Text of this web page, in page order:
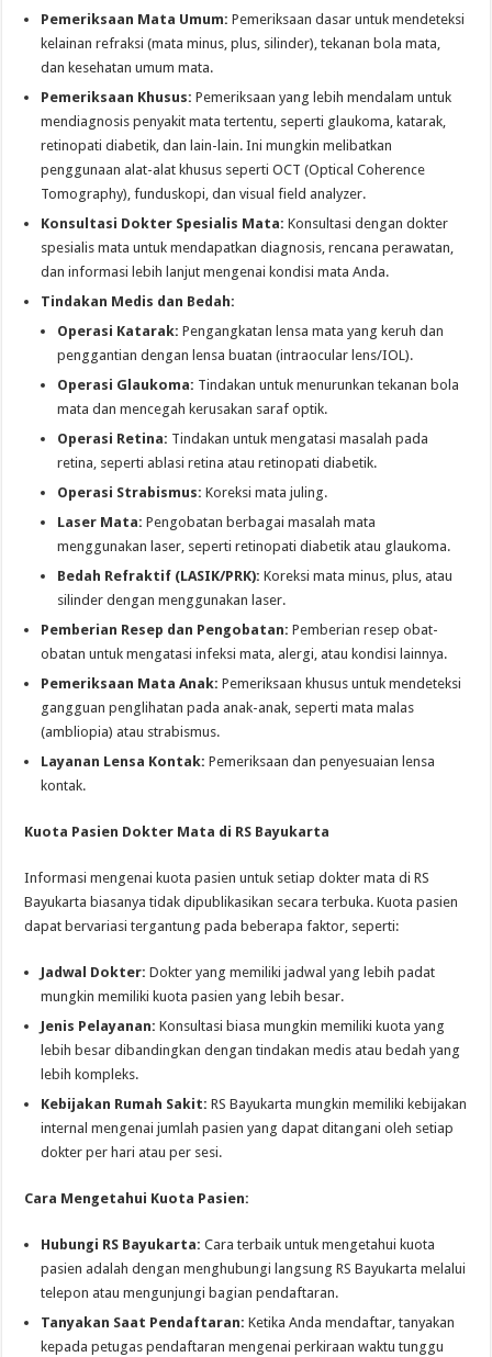
Pemeriksaan Mata Umum: Pemeriksaan dasar untuk mendeteksi
kelainan refraksi (mata minus, plus, silinder), tekanan bola mata,
dan kesehatan umum mata.
Pemeriksaan Khusus: Pemeriksaan yang lebih mendalam untuk
mendiagnosis penyakit mata tertentu, seperti glaukoma, katarak,
retinopati diabetik, dan lain-lain. Ini mungkin melibatkan
penggunaan alat-alat khusus seperti OCT (Optical Coherence
Tomography), funduskopi, dan visual field analyzer.
Konsultasi Dokter Spesialis Mata: Konsultasi dengan dokter
spesialis mata untuk mendapatkan diagnosis, rencana perawatan,
dan informasi lebih lanjut mengenai kondisi mata Anda.
Tindakan Medis dan Bedah:
Operasi Katarak: Pengangkatan lensa mata yang keruh dan
penggantian dengan lensa buatan (intraocular lens/IOL).
Operasi Glaukoma: Tindakan untuk menurunkan tekanan bola
mata dan mencegah kerusakan saraf optik.
Operasi Retina: Tindakan untuk mengatasi masalah pada
retina, seperti ablasi retina atau retinopati diabetik.
Operasi Strabismus: Koreksi mata juling.
Laser Mata: Pengobatan berbagai masalah mata
menggunakan laser, seperti retinopati diabetik atau glaukoma.
Bedah Refraktif (LASIK/PRK): Koreksi mata minus, plus, atau
silinder dengan menggunakan laser.
Pemberian Resep dan Pengobatan: Pemberian resep obat-
obatan untuk mengatasi infeksi mata, alergi, atau kondisi lainnya.
Pemeriksaan Mata Anak: Pemeriksaan khusus untuk mendeteksi
gangguan penglihatan pada anak-anak, seperti mata malas
(ambliopia) atau strabismus.
Layanan Lensa Kontak: Pemeriksaan dan penyesuaian lensa
kontak.
Kuota Pasien Dokter Mata di RS Bayukarta
Informasi mengenai kuota pasien untuk setiap dokter mata di RS
Bayukarta biasanya tidak dipublikasikan secara terbuka. Kuota pasien
dapat bervariasi tergantung pada beberapa faktor, seperti:
Jadwal Dokter: Dokter yang memiliki jadwal yang lebih padat
mungkin memiliki kuota pasien yang lebih besar.
Jenis Pelayanan: Konsultasi biasa mungkin memiliki kuota yang
lebih besar dibandingkan dengan tindakan medis atau bedah yang
lebih kompleks.
Kebijakan Rumah Sakit: RS Bayukarta mungkin memiliki kebijakan
internal mengenai jumlah pasien yang dapat ditangani oleh setiap
dokter per hari atau per sesi.
Cara Mengetahui Kuota Pasien:
Hubungi RS Bayukarta: Cara terbaik untuk mengetahui kuota
pasien adalah dengan menghubungi langsung RS Bayukarta melalui
telepon atau mengunjungi bagian pendaftaran.
Tanyakan Saat Pendaftaran: Ketika Anda mendaftar, tanyakan
kepada petugas pendaftaran mengenai perkiraan waktu tunggu